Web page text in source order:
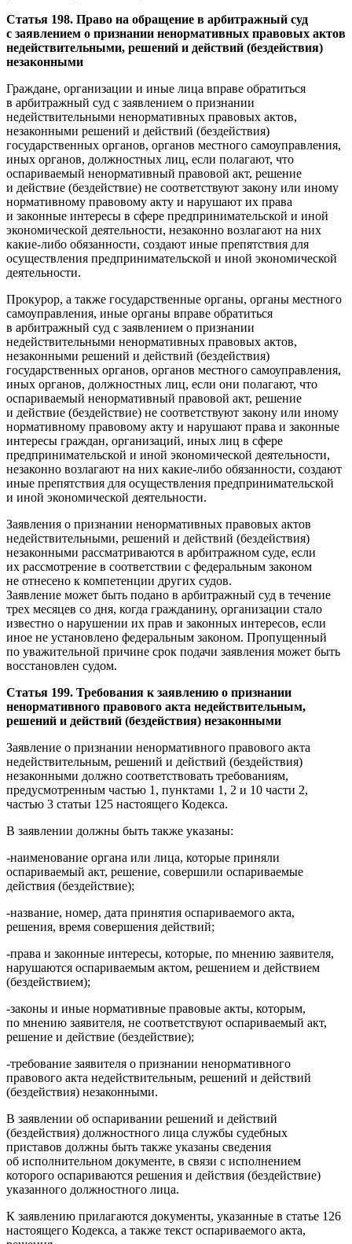
Статья 198. Право на обращение в арбитражный суд
с заявлением о признании ненормативных правовых актов
недействительными, решений и действий (бездействия)
незаконными
Граждане, организации и иные лица вправе обратиться
в арбитражный суд с заявлением о признании
недействительными ненормативных правовых актов,
незаконными решений и действий (бездействия)
государственных органов, органов местного самоуправления,
иных органов, должностных лиц, если полагают, что
оспариваемый ненормативный правовой акт, решение
и действие (бездействие) не соответствуют закону или иному
нормативному правовому акту и нарушают их права
и законные интересы в сфере предпринимательской и иной
экономической деятельности, незаконно возлагают на них
какие-либо обязанности, создают иные препятствия для
осуществления предпринимательской и иной экономической
деятельности.
Прокурор, а также государственные органы, органы местного
самоуправления, иные органы вправе обратиться
в арбитражный суд с заявлением о признании
недействительными ненормативных правовых актов,
незаконными решений и действий (бездействия)
государственных органов, органов местного самоуправления,
иных органов, должностных лиц, если они полагают, что
оспариваемый ненормативный правовой акт, решение
и действие (бездействие) не соответствуют закону или иному
нормативному правовому акту и нарушают права и законные
интересы граждан, организаций, иных лиц в сфере
предпринимательской и иной экономической деятельности,
незаконно возлагают на них какие-либо обязанности, создают
иные препятствия для осуществления предпринимательской
и иной экономической деятельности.
Заявления о признании ненормативных правовых актов
недействительными, решений и действий (бездействия)
незаконными рассматриваются в арбитражном суде, если
их рассмотрение в соответствии с федеральным законом
не отнесено к компетенции других судов.
Заявление может быть подано в арбитражный суд в течение
трех месяцев со дня, когда гражданину, организации стало
известно о нарушении их прав и законных интересов, если
иное не установлено федеральным законом. Пропущенный
по уважительной причине срок подачи заявления может быть
восстановлен судом.
Статья 199. Требования к заявлению о признании
ненормативного правового акта недействительным,
решений и действий (бездействия) незаконными
Заявление о признании ненормативного правового акта
недействительным, решений и действий (бездействия)
незаконными должно соответствовать требованиям,
предусмотренным частью 1, пунктами 1, 2 и 10 части 2,
частью 3 статьи 125 настоящего Кодекса.
В заявлении должны быть также указаны:
-наименование органа или лица, которые приняли
оспариваемый акт, решение, совершили оспариваемые
действия (бездействие);
-название, номер, дата принятия оспариваемого акта,
решения, время совершения действий;
-права и законные интересы, которые, по мнению заявителя,
нарушаются оспариваемым актом, решением и действием
(бездействием);
-законы и иные нормативные правовые акты, которым,
по мнению заявителя, не соответствуют оспариваемый акт,
решение и действие (бездействие);
-требование заявителя о признании ненормативного
правового акта недействительным, решений и действий
(бездействия) незаконными.
В заявлении об оспаривании решений и действий
(бездействия) должностного лица службы судебных
приставов должны быть также указаны сведения
об исполнительном документе, в связи с исполнением
которого оспариваются решения и действия (бездействие)
указанного должностного лица.
К заявлению прилагаются документы, указанные в статье 126
настоящего Кодекса, а также текст оспариваемого акта,